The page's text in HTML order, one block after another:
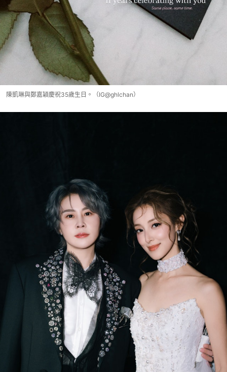
陳凱琳與鄭嘉穎慶祝35歲生日。（IG@ghlchan）